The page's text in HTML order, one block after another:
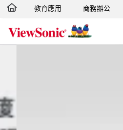
轉跳至主要內容
教育應用 商務辦公